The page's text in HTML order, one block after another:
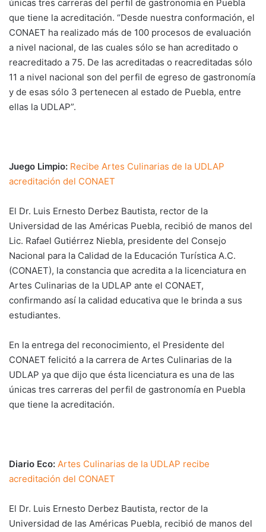
únicas tres carreras del perfil de gastronomía en Puebla
que tiene la acreditación. “Desde nuestra conformación, el
CONAET ha realizado más de 100 procesos de evaluación
a nivel nacional, de las cuales sólo se han acreditado o
reacreditado a 75. De las acreditadas o reacreditadas sólo
11 a nivel nacional son del perfil de egreso de gastronomía
y de esas sólo 3 pertenecen al estado de Puebla, entre
ellas la UDLAP”.
Juego Limpio: Recibe Artes Culinarias de la UDLAP
acreditación del CONAET
El Dr. Luis Ernesto Derbez Bautista, rector de la
Universidad de las Américas Puebla, recibió de manos del
Lic. Rafael Gutiérrez Niebla, presidente del Consejo
Nacional para la Calidad de la Educación Turística A.C.
(CONAET), la constancia que acredita a la licenciatura en
Artes Culinarias de la UDLAP ante el CONAET,
confirmando así la calidad educativa que le brinda a sus
estudiantes.
En la entrega del reconocimiento, el Presidente del
CONAET felicitó a la carrera de Artes Culinarias de la
UDLAP ya que dijo que ésta licenciatura es una de las
únicas tres carreras del perfil de gastronomía en Puebla
que tiene la acreditación.
Diario Eco: Artes Culinarias de la UDLAP recibe
acreditación del CONAET
El Dr. Luis Ernesto Derbez Bautista, rector de la
Universidad de las Américas Puebla, recibió de manos del